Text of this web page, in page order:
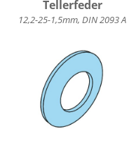
Tellerfeder
12,2-25-1,5mm, DIN 2093 A